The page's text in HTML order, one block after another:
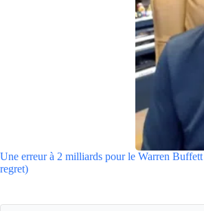
Une erreur à 2 milliards pour le Warren
regret)